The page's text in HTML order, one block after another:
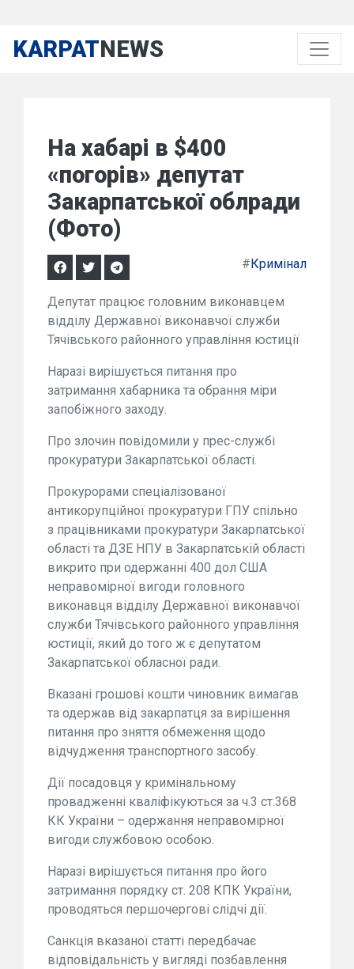
KARPATNEWS
На хабарі в $400
«погорів» депутат
Закарпатської облради
(Фото)
#Кримінал
Депутат працює головним виконавцем
відділу Державної виконавчої служби
Тячівського районного управління юстиції
Наразі вирішується питання про
затримання хабарника та обрання міри
запобіжного заходу.
Про злочин повідомили у прес-службі
прокуратури Закарпатської області.
Прокурорами спеціалізованої
антикорупційної прокуратури ГПУ спільно
з працівниками прокуратури Закарпатської
області та ДЗЕ НПУ в Закарпатській області
викрито при одержанні 400 дол США
неправомірної вигоди головного
виконавця відділу Державної виконавчої
служби Тячівського районного управління
юстиції, який до того ж є депутатом
Закарпатської обласної ради.
Вказані грошові кошти чиновник вимагав
та одержав від закарпатця за вирішення
питання про зняття обмеження щодо
відчудження транспортного засобу.
Дії посадовця у кримінальному
провадженні кваліфікуються за ч.3 ст.368
КК України – одержання неправомірної
вигоди службовою особою.
Наразі вирішується питання про його
затримання порядку ст. 208 КПК України,
проводяться першочергові слідчі дії.
Санкція вказаної статті передбачає
відповідальність у вигляді позбавлення